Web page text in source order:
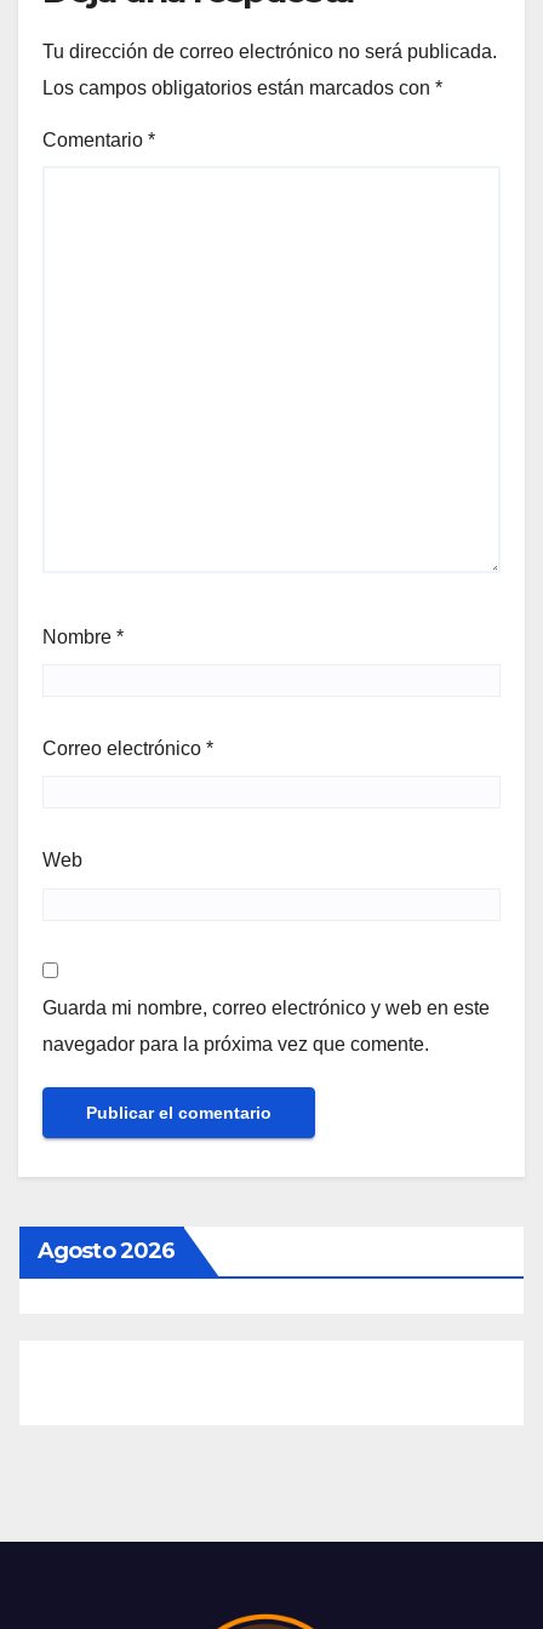
Tu dirección de correo electrónico no será publicada.
Los campos obligatorios están marcados con *
Comentario *
Nombre *
Correo electrónico *
Web
Guarda mi nombre, correo electrónico y web en este
navegador para la próxima vez que comente.
Agosto 2026